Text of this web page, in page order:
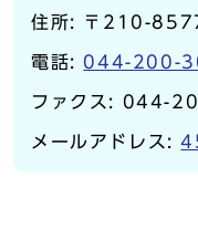
住所: 〒210-
電話: 044-200-
ファクス: 044-
メールアドレス: